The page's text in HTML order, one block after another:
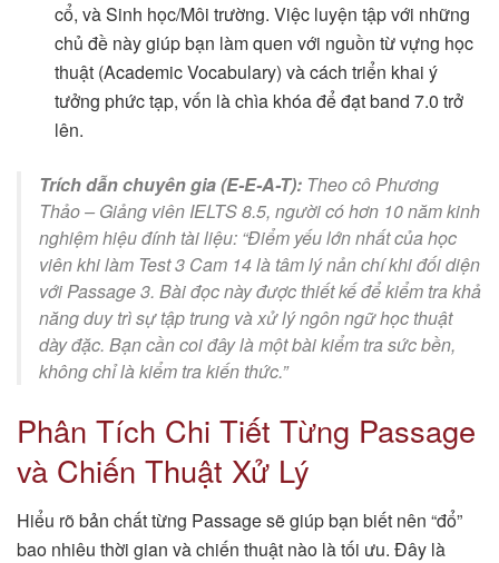
cổ, và Sinh học/Môi trường. Việc luyện tập với những
chủ đề này giúp bạn làm quen với nguồn từ vựng học
thuật (Academic Vocabulary) và cách triển khai ý
tưởng phức tạp, vốn là chìa khóa để đạt band 7.0 trở
lên.
Trích dẫn chuyên gia (E-E-A-T): Theo cô Phương
Thảo – Giảng viên IELTS 8.5, người có hơn 10 năm kinh
nghiệm hiệu đính tài liệu: “Điểm yếu lớn nhất của học
viên khi làm Test 3 Cam 14 là tâm lý nản chí khi đối diện
với Passage 3. Bài đọc này được thiết kế để kiểm tra khả
năng duy trì sự tập trung và xử lý ngôn ngữ học thuật
dày đặc. Bạn cần coi đây là một bài kiểm tra sức bền,
không chỉ là kiểm tra kiến thức.”
Phân Tích Chi Tiết Từng Passage
và Chiến Thuật Xử Lý
Hiểu rõ bản chất từng Passage sẽ giúp bạn biết nên “đổ”
bao nhiêu thời gian và chiến thuật nào là tối ưu. Đây là